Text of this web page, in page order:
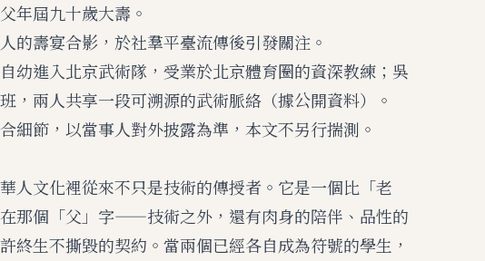
年屆九十歲大壽。
的壽宴合影，於社羣平臺流傳後引發關注。
幼進入北京武術隊，受業於北京體育圈的資深教練；吳
，兩人共享一段可溯源的武術脈絡（據公開資料）。
細節，以當事人對外披露為準，本文不另行揣測。
人文化裡從來不只是技術的傳授者。它是一個比「老
那個「父」字——技術之外，還有肉身的陪伴、品性的
終生不撕毀的契約。當兩個已經各自成為符號的學生，